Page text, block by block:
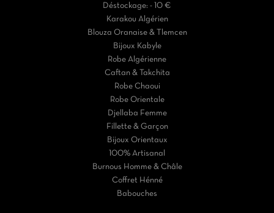
Déstockage: - 10 €
Karakou Algérien
Blouza Oranaise & Tlemcen
Bijoux Kabyle
Robe Algérienne
Caftan & Takchita
Robe Chaoui
Robe Orientale
Djellaba Femme
Fillette & Garçon
Bijoux Orientaux
100% Artisanal
Burnous Homme & Châle
Coffret Hénné
Babouches